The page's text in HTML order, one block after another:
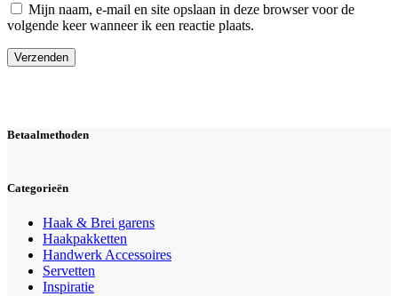
Mijn naam, e-mail en site opslaan in deze browser voor de
volgende keer wanneer ik een reactie plaats.
Verzenden
Betaalmethoden
Categorieën
Haak & Brei garens
Haakpakketten
Handwerk Accessoires
Servetten
Inspiratie